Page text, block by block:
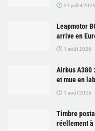
31 juillet 2026
Leapmotor
arrive en
1 août 2026
Airbus A380
et mue en
1 août 2026
Timbre
réellement à